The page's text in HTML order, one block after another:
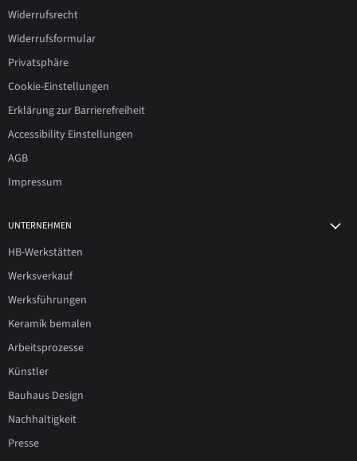
Widerrufsrecht
Widerrufsformular
Privatsphäre
Cookie-Einstellungen
Erklärung zur Barrierefreiheit
Accessibility Einstellungen
AGB
Impressum
UNTERNEHMEN
HB-Werkstätten
Werksverkauf
Werksführungen
Keramik bemalen
Arbeitsprozesse
Künstler
Bauhaus Design
Nachhaltigkeit
Presse